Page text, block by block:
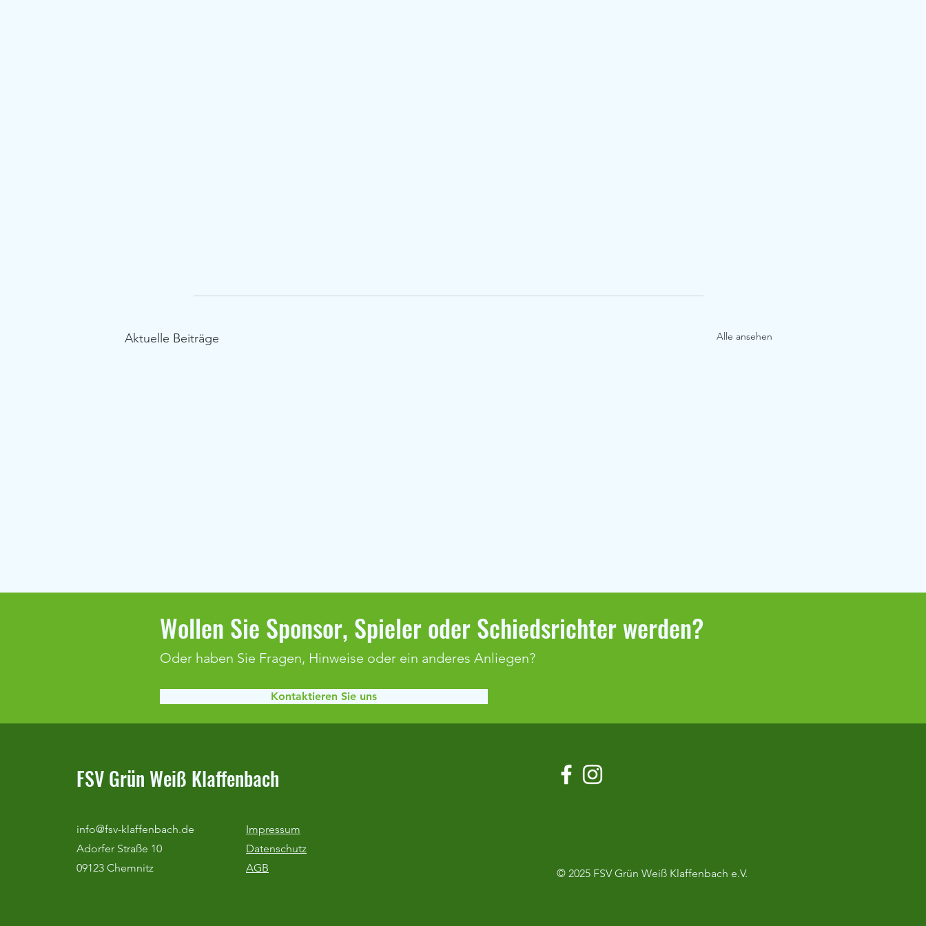
Aktuelle Beiträge Alle ansehen
Duralin-Cup & Optimum Cup 2026
Klaffenbach bleibt weiter
Wollen Sie Sponsor, Spieler oder Schiedsrichter werden?
Oder haben Sie Fragen, Hinweise oder ein anderes Anliegen?
Kontaktieren Sie uns
FSV Grün Weiß Klaffenbach
info@fsv-klaffenbach.de
Adorfer Straße 10
09123 Chemnitz
Impressum
Datenschutz
AGB
© 2025 FSV Grün Weiß Klaffenbach e.V.